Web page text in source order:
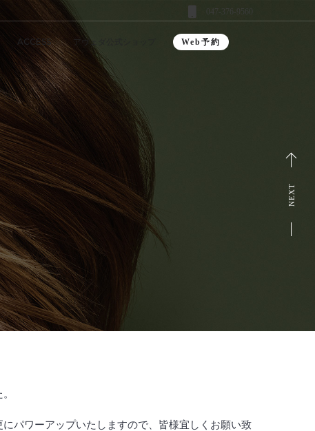
047-376-9560
ACCESS アヴェダ公式ショップ Web予約
NEXT
にパワーアップいたしますので、皆様宜しくお願い致